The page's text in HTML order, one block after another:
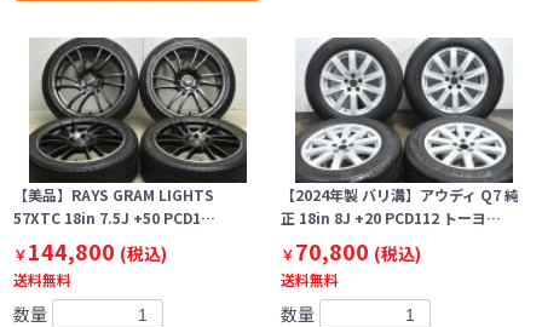
【美品】RAYS GRAM LIGHTS
57XTC 18in 7.5J +50 PCD1…
￥144,800 (税込)
送料無料
数量
【2024年製 バリ溝】アウディ Q7 純
正 18in 8J +20 PCD112 トーヨ…
￥70,800 (税込)
送料無料
数量